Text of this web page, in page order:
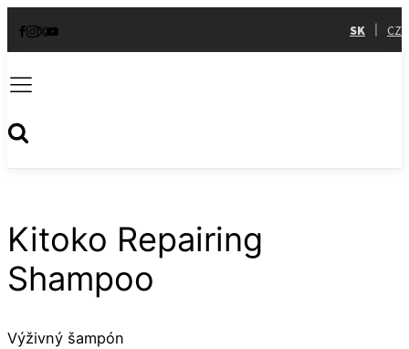
SK CZ
Kitoko Repairing
Shampoo
Výživný šampón